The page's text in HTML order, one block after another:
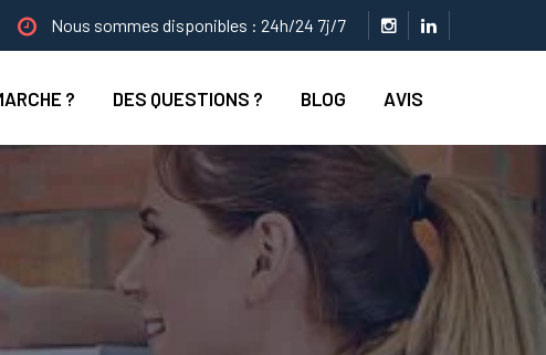
Nous sommes disponibles : 24h/24 7j/7
? DES QUESTIONS ? BLOG AVIS